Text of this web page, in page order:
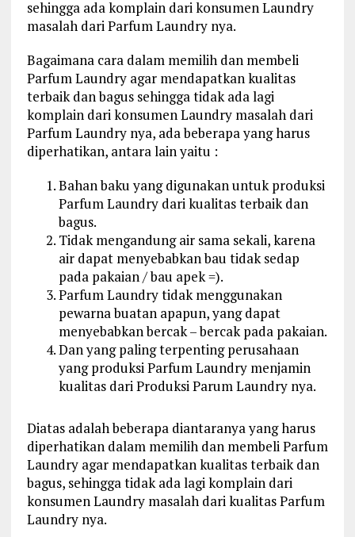
sehingga ada komplain dari konsumen Laundry
masalah dari Parfum Laundry nya.
Bagaimana cara dalam memilih dan membeli
Parfum Laundry agar mendapatkan kualitas
terbaik dan bagus sehingga tidak ada lagi
komplain dari konsumen Laundry masalah dari
Parfum Laundry nya, ada beberapa yang harus
diperhatikan, antara lain yaitu :
Bahan baku yang digunakan untuk produksi
Parfum Laundry dari kualitas terbaik dan
bagus.
Tidak mengandung air sama sekali, karena
air dapat menyebabkan bau tidak sedap
pada pakaian / bau apek =).
Parfum Laundry tidak menggunakan
pewarna buatan apapun, yang dapat
menyebabkan bercak – bercak pada pakaian.
Dan yang paling terpenting perusahaan
yang produksi Parfum Laundry menjamin
kualitas dari Produksi Parum Laundry nya.
Diatas adalah beberapa diantaranya yang harus
diperhatikan dalam memilih dan membeli Parfum
Laundry agar mendapatkan kualitas terbaik dan
bagus, sehingga tidak ada lagi komplain dari
konsumen Laundry masalah dari kualitas Parfum
Laundry nya.